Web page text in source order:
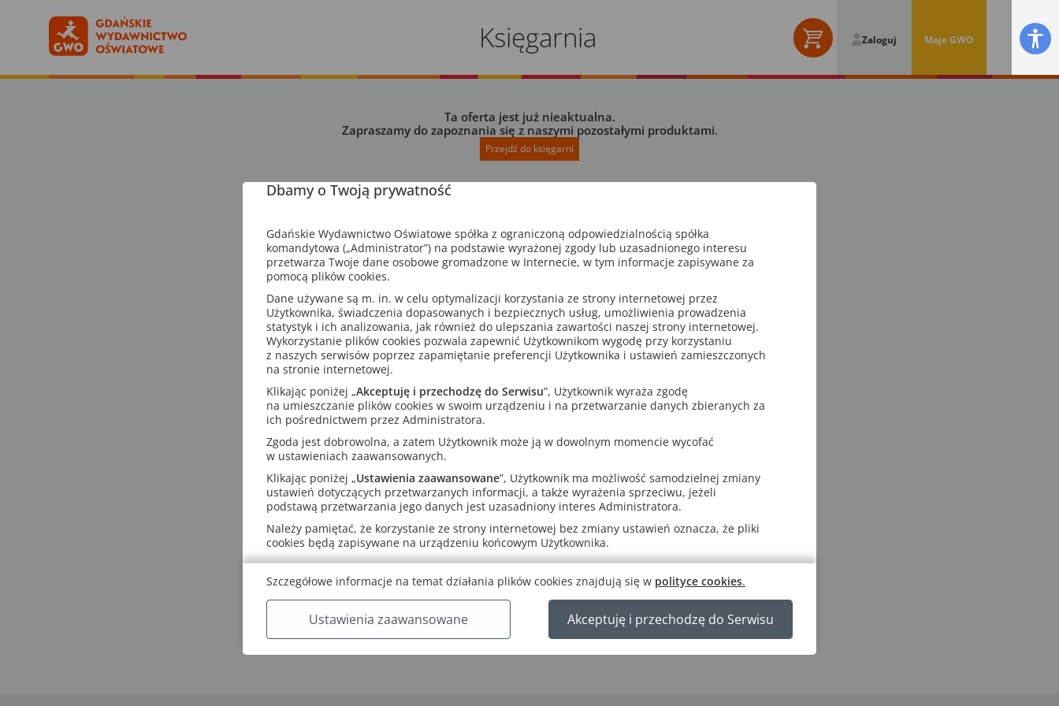
Księgarnia Zaloguj Moje GWO
Ta oferta jest już nieaktualna.
Zapraszamy do zapoznania się z naszymi pozostałymi produktami.
Przejdź do księgarni
Dbamy o Twoją prywatność
Gdańskie Wydawnictwo Oświatowe spółka z ograniczoną odpowiedzialnością spółka
komandytowa („Administrator”) na podstawie wyrażonej zgody lub uzasadnionego interesu
przetwarza Twoje dane osobowe gromadzone w Internecie, w tym informacje zapisywane za
pomocą plików cookies.
Dane używane są m. in. w celu optymalizacji korzystania ze strony internetowej przez
Użytkownika, świadczenia dopasowanych i bezpiecznych usług, umożliwienia prowadzenia
statystyk i ich analizowania, jak również do ulepszania zawartości naszej strony internetowej.
Wykorzystanie plików cookies pozwala zapewnić Użytkownikom wygodę przy korzystaniu
z naszych serwisów poprzez zapamiętanie preferencji Użytkownika i ustawień zamieszczonych
na stronie internetowej.
Klikając poniżej „Akceptuję i przechodzę do Serwisu”, Użytkownik wyraża zgodę
na umieszczanie plików cookies w swoim urządzeniu i na przetwarzanie danych zbieranych za
ich pośrednictwem przez Administratora.
Zgoda jest dobrowolna, a zatem Użytkownik może ją w dowolnym momencie wycofać
w ustawieniach zaawansowanych.
Klikając poniżej „Ustawienia zaawansowane”, Użytkownik ma możliwość samodzielnej zmiany
ustawień dotyczących przetwarzanych informacji, a także wyrażenia sprzeciwu, jeżeli
podstawą przetwarzania jego danych jest uzasadniony interes Administratora.
Należy pamiętać, że korzystanie ze strony internetowej bez zmiany ustawień oznacza, że pliki
cookies będą zapisywane na urządzeniu końcowym Użytkownika.
Szczegółowe informacje na temat działania plików cookies znajdują się w polityce cookies.
Ustawienia zaawansowane Akceptuję i przechodzę do Serwisu